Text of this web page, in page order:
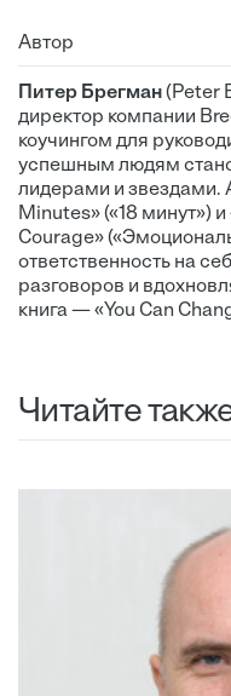
Автор
Питер Брегман(Peter
директор компании
коучингом для
успешным людям
лидерами и звездами.
Minutes» («18 минут»)
Courage»
ответственность на
разговоров и
книга — «You Can
Читайте